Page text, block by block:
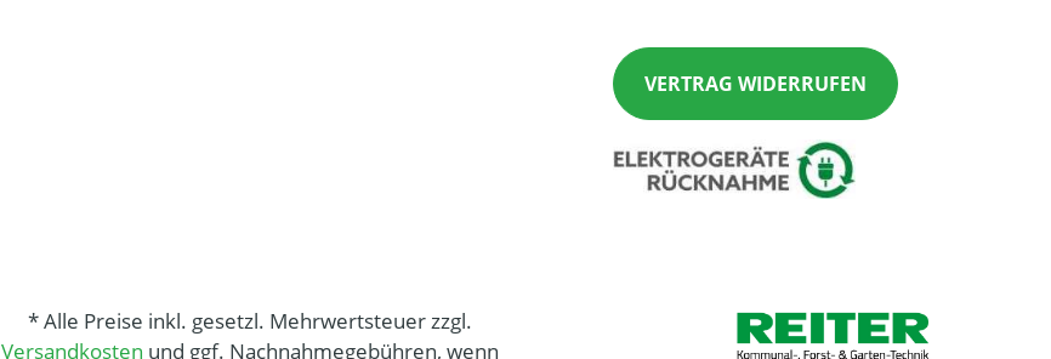
VERTRAG WIDERRUFEN
* Alle Preise inkl. gesetzl. Mehrwertsteuer zzgl.
Versandkosten und ggf. Nachnahmegebühren, wenn